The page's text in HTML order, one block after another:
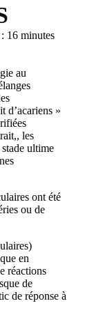
16 minutes
au
d’acariens »
les
ultime
ont été
ou de
en
réactions
de
de réponse à